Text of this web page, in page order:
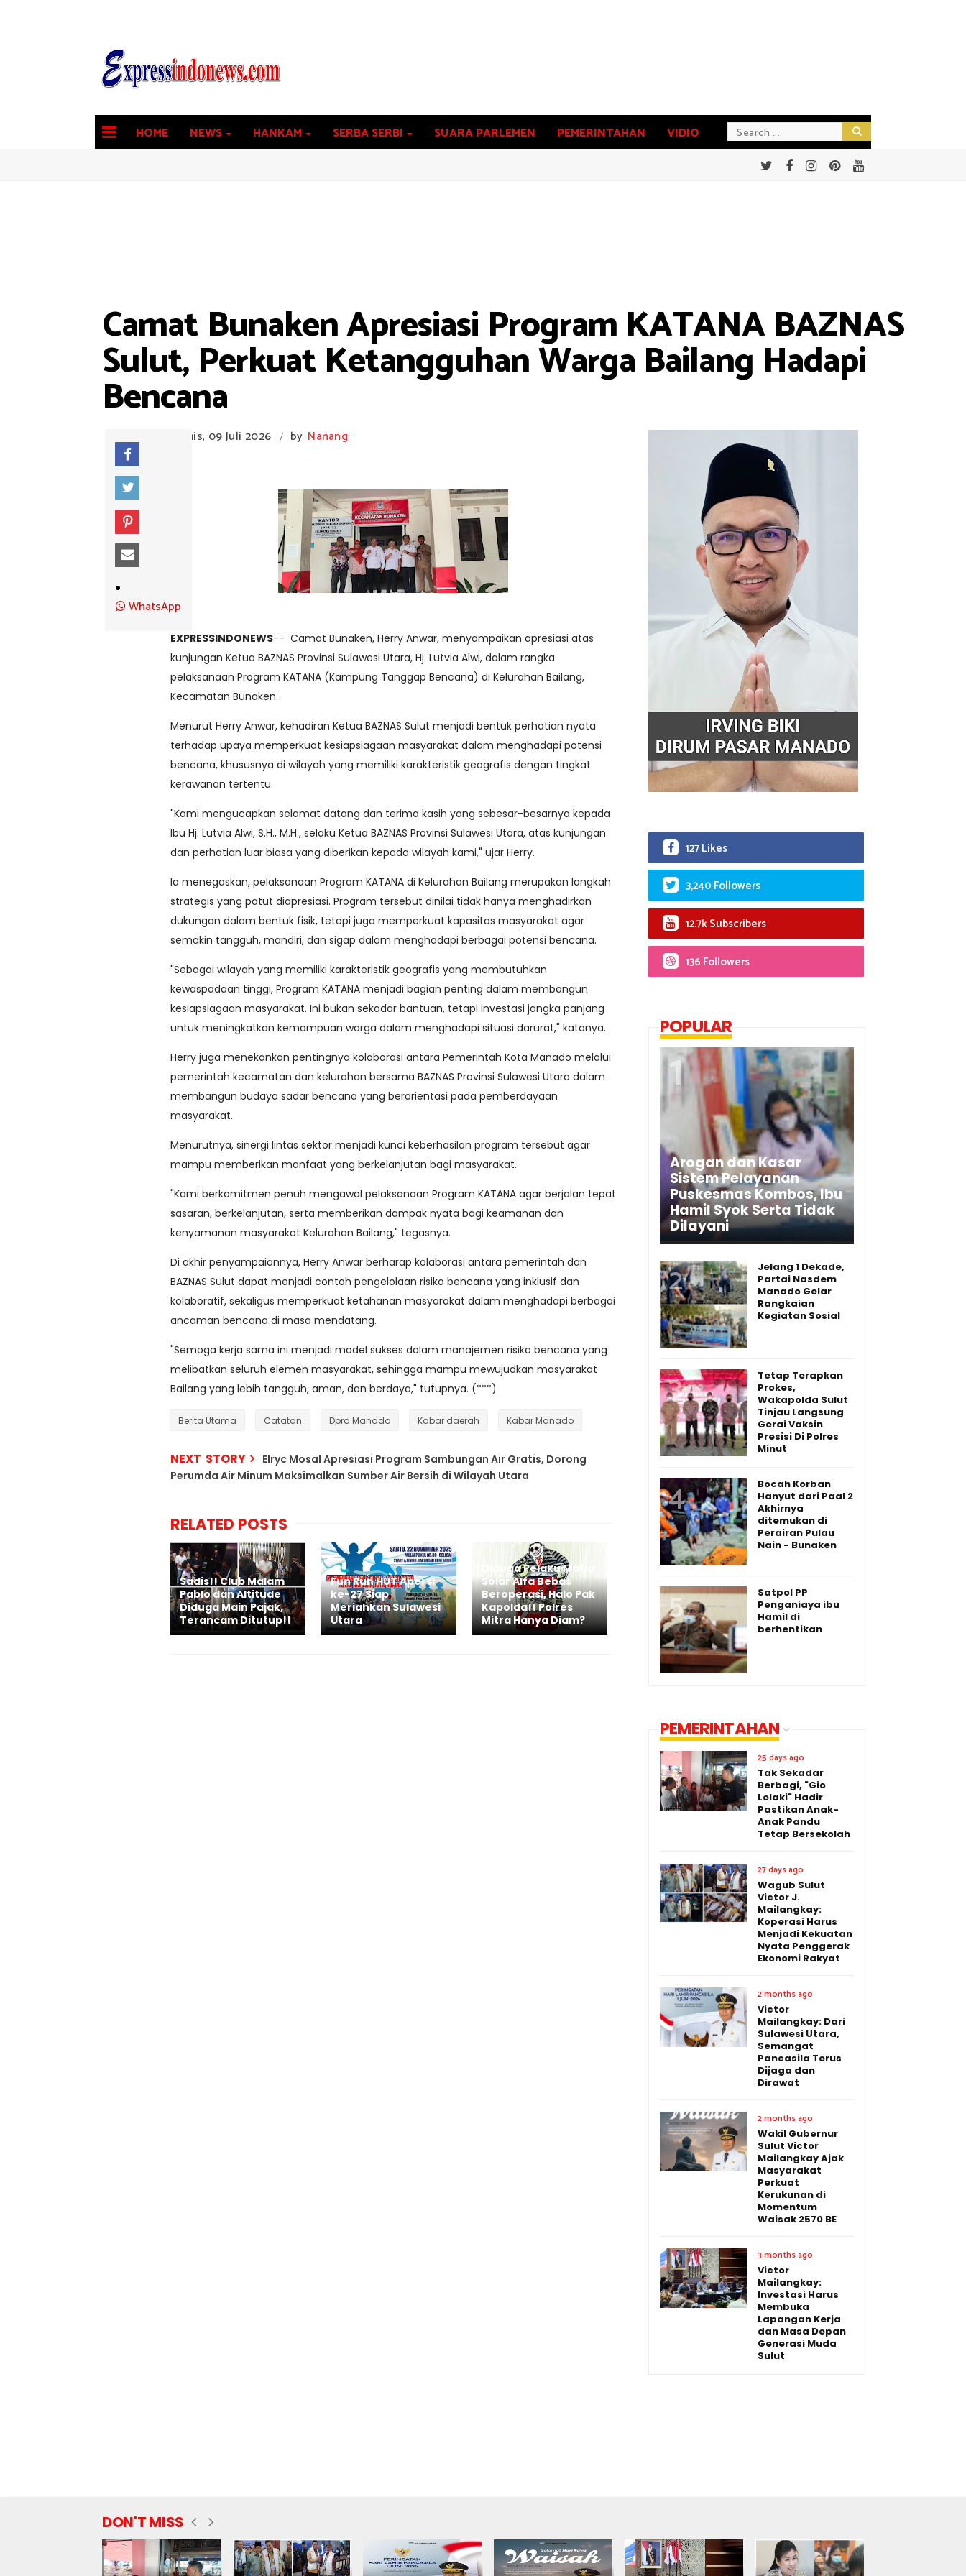
HOME NEWS HANKAM SERBA SERBI SUARA PARLEMEN PEMERINTAHAN VIDIO
Camat Bunaken Apresiasi Program KATANA BAZNAS
Sulut, Perkuat Ketangguhan Warga Bailang Hadapi
Bencana
Kamis, 09 Juli 2026 / by Nanang
WhatsApp
EXPRESSINDONEWS-- Camat Bunaken, Herry Anwar, menyampaikan apresiasi atas
kunjungan Ketua BAZNAS Provinsi Sulawesi Utara, Hj. Lutvia Alwi, dalam rangka
pelaksanaan Program KATANA (Kampung Tanggap Bencana) di Kelurahan Bailang,
Kecamatan Bunaken.
Menurut Herry Anwar, kehadiran Ketua BAZNAS Sulut menjadi bentuk perhatian nyata
terhadap upaya memperkuat kesiapsiagaan masyarakat dalam menghadapi potensi
bencana, khususnya di wilayah yang memiliki karakteristik geografis dengan tingkat
kerawanan tertentu.
"Kami mengucapkan selamat datang dan terima kasih yang sebesar-besarnya kepada
Ibu Hj. Lutvia Alwi, S.H., M.H., selaku Ketua BAZNAS Provinsi Sulawesi Utara, atas kunjungan
dan perhatian luar biasa yang diberikan kepada wilayah kami," ujar Herry.
Ia menegaskan, pelaksanaan Program KATANA di Kelurahan Bailang merupakan langkah
strategis yang patut diapresiasi. Program tersebut dinilai tidak hanya menghadirkan
dukungan dalam bentuk fisik, tetapi juga memperkuat kapasitas masyarakat agar
semakin tangguh, mandiri, dan sigap dalam menghadapi berbagai potensi bencana.
"Sebagai wilayah yang memiliki karakteristik geografis yang membutuhkan
kewaspadaan tinggi, Program KATANA menjadi bagian penting dalam membangun
kesiapsiagaan masyarakat. Ini bukan sekadar bantuan, tetapi investasi jangka panjang
untuk meningkatkan kemampuan warga dalam menghadapi situasi darurat," katanya.
Herry juga menekankan pentingnya kolaborasi antara Pemerintah Kota Manado melalui
pemerintah kecamatan dan kelurahan bersama BAZNAS Provinsi Sulawesi Utara dalam
membangun budaya sadar bencana yang berorientasi pada pemberdayaan
masyarakat.
Menurutnya, sinergi lintas sektor menjadi kunci keberhasilan program tersebut agar
mampu memberikan manfaat yang berkelanjutan bagi masyarakat.
"Kami berkomitmen penuh mengawal pelaksanaan Program KATANA agar berjalan tepat
sasaran, berkelanjutan, serta memberikan dampak nyata bagi keamanan dan
kenyamanan masyarakat Kelurahan Bailang," tegasnya.
Di akhir penyampaiannya, Herry Anwar berharap kolaborasi antara pemerintah dan
BAZNAS Sulut dapat menjadi contoh pengelolaan risiko bencana yang inklusif dan
kolaboratif, sekaligus memperkuat ketahanan masyarakat dalam menghadapi berbagai
ancaman bencana di masa mendatang.
"Semoga kerja sama ini menjadi model sukses dalam manajemen risiko bencana yang
melibatkan seluruh elemen masyarakat, sehingga mampu mewujudkan masyarakat
Bailang yang lebih tangguh, aman, dan berdaya," tutupnya. (***)
Berita Utama Catatan Dprd Manado Kabar daerah Kabar Manado
NEXT STORY
Elryc Mosal Apresiasi Program Sambungan Air Gratis, Dorong
Perumda Air Minum Maksimalkan Sumber Air Bersih di Wilayah Utara
RELATED POSTS
Sadis!! Club Malam
Pablo dan Altitude
Diduga Main Pajak,
Terancam Ditutup!!
Fun Run HUT Apersi
ke-27 Siap
Meriahkan Sulawesi
Utara
Diduga Pelaku Mafia
Solar Alfa Bebas
Beroperasi, Halo Pak
Kapolda!! Polres
Mitra Hanya Diam?
127 Likes
3,240 Followers
12.7k Subscribers
136 Followers
POPULAR
Arogan dan Kasar
Sistem Pelayanan
Puskesmas Kombos, Ibu
Hamil Syok Serta Tidak
Dilayani
Jelang 1 Dekade,
Partai Nasdem
Manado Gelar
Rangkaian
Kegiatan Sosial
Tetap Terapkan
Prokes,
Wakapolda Sulut
Tinjau Langsung
Gerai Vaksin
Presisi Di Polres
Minut
Bocah Korban
Hanyut dari Paal 2
Akhirnya
ditemukan di
Perairan Pulau
Nain - Bunaken
Satpol PP
Penganiaya ibu
Hamil di
berhentikan
PEMERINTAHAN
25 days ago
Tak Sekadar
Berbagi, "Gio
Lelaki" Hadir
Pastikan Anak-
Anak Pandu
Tetap Bersekolah
27 days ago
Wagub Sulut
Victor J.
Mailangkay:
Koperasi Harus
Menjadi Kekuatan
Nyata Penggerak
Ekonomi Rakyat
2 months ago
Victor
Mailangkay: Dari
Sulawesi Utara,
Semangat
Pancasila Terus
Dijaga dan
Dirawat
2 months ago
Wakil Gubernur
Sulut Victor
Mailangkay Ajak
Masyarakat
Perkuat
Kerukunan di
Momentum
Waisak 2570 BE
3 months ago
Victor
Mailangkay:
Investasi Harus
Membuka
Lapangan Kerja
dan Masa Depan
Generasi Muda
Sulut
DON'T MISS